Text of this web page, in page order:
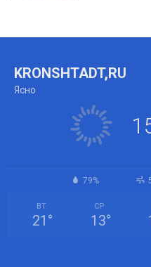
KRONSHTADT,RU
Ясно
79%
ВТ
21 °
СР
13°